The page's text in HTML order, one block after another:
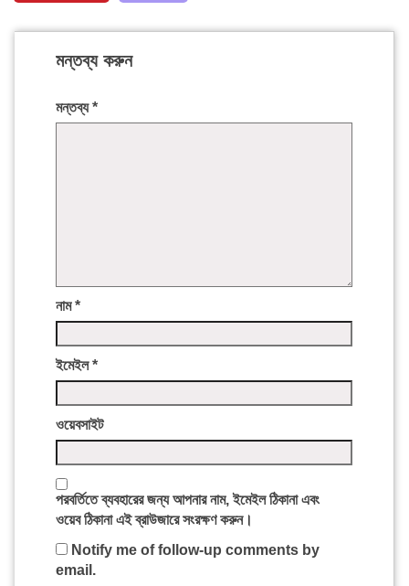
মন্তব্য করুন
মন্তব্য*
নাম*
ইমেইল*
ওয়েবসাইট
পরবর্তিতে ব্যবহারের জন্য আপনার নাম, ইমেইল ঠিকানা এবং
ওয়েব ঠিকানা এই ব্রাউজারে সংরক্ষণ করুন।
Notify me of follow-up comments by
email.